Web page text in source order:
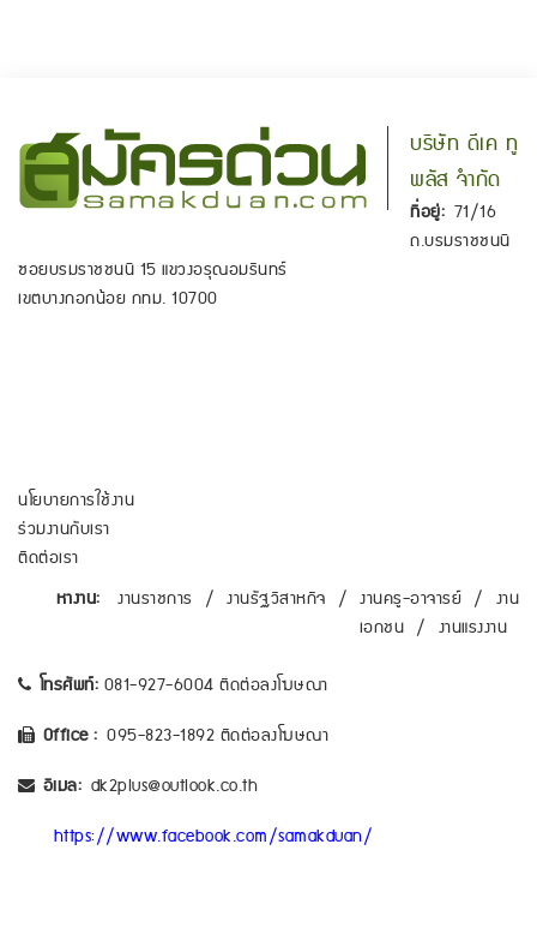
บริษัท ดีเค ทู
พลัส จำกัด
ที่อยู่: 71/16
ถ.บรมราชชนนี
ซอยบรมราชชนนี 15 แขวงอรุณอมรินทร์
เขตบางกอกน้อย กทม. 10700
นโยบายการใช้งาน
ร่วมงานกับเรา
ติดต่อเรา
หางาน:
งานราชการ / งานรัฐวิสาหกิจ / งานครู-อาจารย์ / งาน
เอกชน / งานแรงงาน
โทรศัพท์: 081-927-6004 ติดต่อลงโฆษณา
Office : 095-823-1892 ติดต่อลงโฆษณา
อีเมล: dk2plus@outlook.co.th
https://www.facebook.com/samakduan/